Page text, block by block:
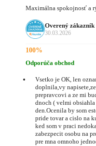
Maximálna spokojnosť a
Overený zákazník
30.03.2026
100%
Odporúča obchod
Vsetko je OK, len
doplnila,vy
prepravcovi a ze mi
dnoch ( velmi
den.Ocenila by som
pride tovar a cislo na
ked som v praci
zabezpecit osobu na
pre mna omnoho